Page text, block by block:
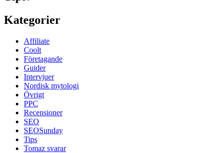
Kategorier
Affiliate
Coolt
Företagande
Guider
Intervjuer
Nordisk mytologi
Övrigt
PPC
Recensioner
SEO
SEOSunday
Tips
Tomaz svarar